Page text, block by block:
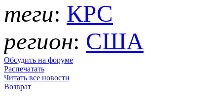
теги: КРС
регион: США
Обсудить на форуме
Распечатать
Читать все новости
Возврат